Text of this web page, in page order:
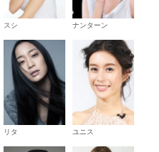
スシ ナンターン
リタ ユニス